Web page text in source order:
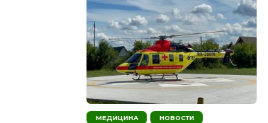
МЕДИЦИНА НОВОСТИ